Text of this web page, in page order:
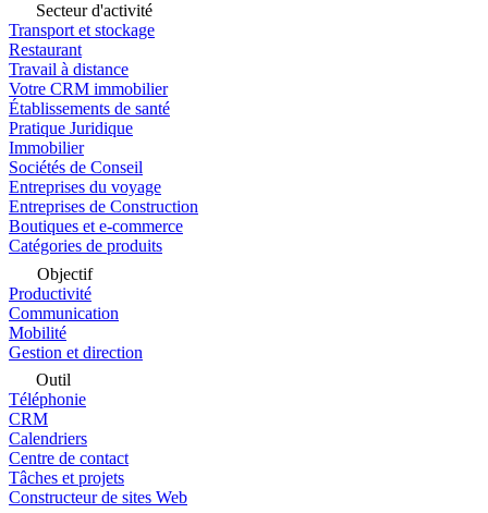
Secteur d'activité
Transport et stockage
Restaurant
Travail à distance
Votre CRM immobilier
Établissements de santé
Pratique Juridique
Immobilier
Sociétés de Conseil
Entreprises du voyage
Entreprises de Construction
Boutiques et e-commerce
Catégories de produits
Objectif
Productivité
Communication
Mobilité
Gestion et direction
Outil
Téléphonie
CRM
Calendriers
Centre de contact
Tâches et projets
Constructeur de sites Web